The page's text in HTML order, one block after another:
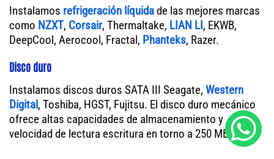
Instalamos refrigeración líquidade las mejores marcas
como NZXT, Corsair, Thermaltake, LIAN LI, EKWB,
DeepCool, Aerocool, Fractal, Phanteks, Razer.
Disco duro
Instalamos discos duros SATA III Seagate, Western
Digital, Toshiba, HGST, Fujitsu. El disco duro mecánico
ofrece altas capacidades de almacenamiento y
velocidad de lectura escritura en torno a 250 MB/s.